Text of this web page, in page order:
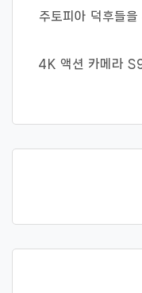
주토피아 덕후들
4K 액션 카메라